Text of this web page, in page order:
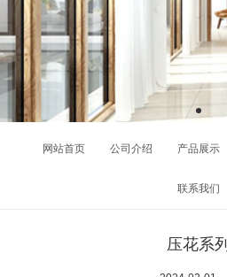
网站首页 公司介绍 产品展示
联系我们
压花系列